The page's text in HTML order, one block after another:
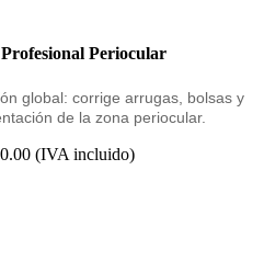
Periocular
global: corrige arrugas, bolsas y
de la zona periocular.
(IVA incluido)